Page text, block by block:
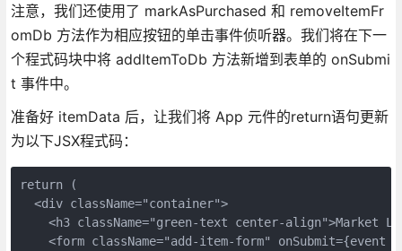
注意，我们还使用了 markAsPurchased 和 removeItemFr
omDb 方法作为相应按钮的单击事件侦听器。我们将在下一
个程式码块中将 addItemToDb 方法新增到表单的 onSubmi
t 事件中。
准备好 itemData 后，让我们将 App 元件的return语句更新
为以下JSX程式码：
return (
  <div className="container">
<h3 className="green-text center-align">Market
<form className="add-item-form" onSubmit={event